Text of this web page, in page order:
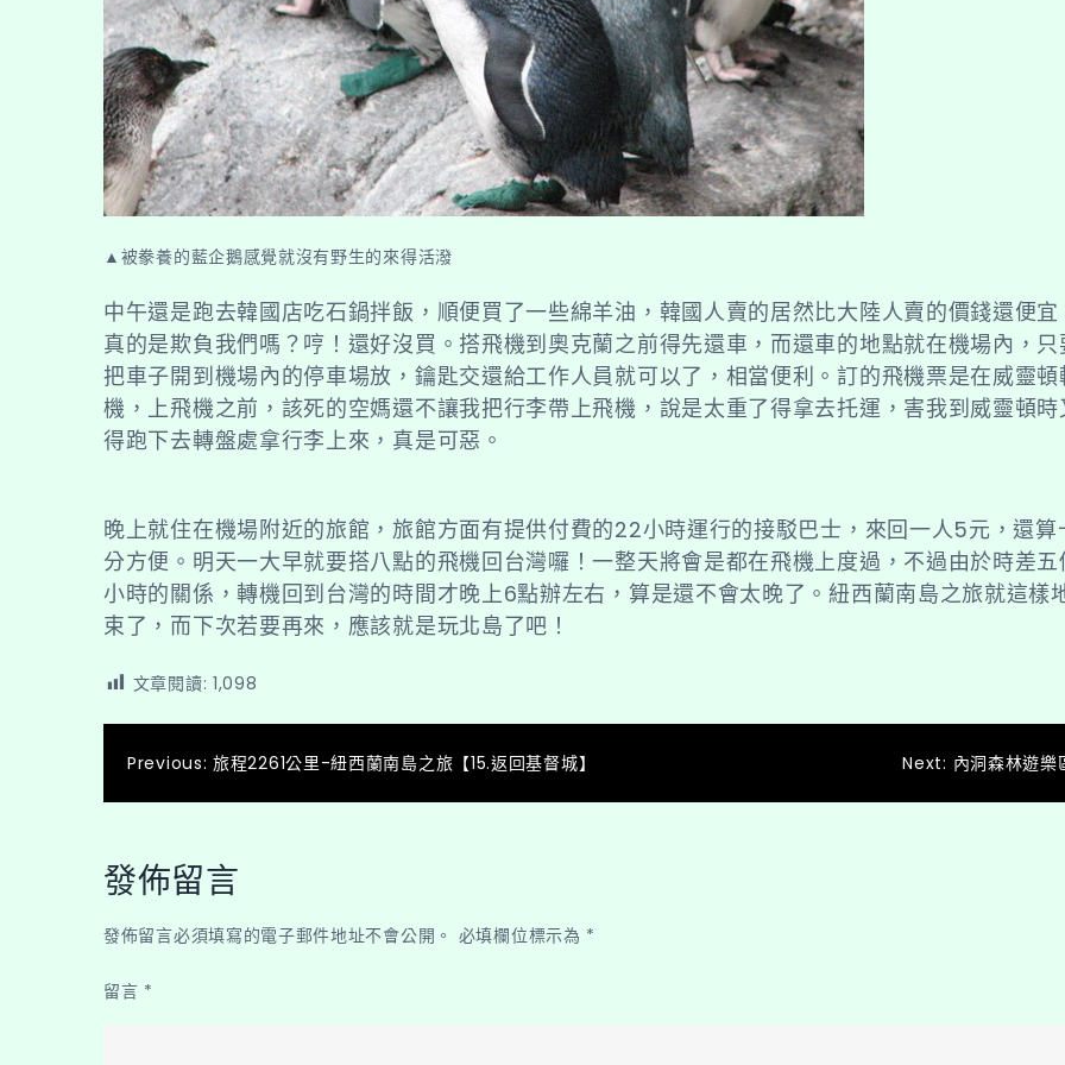
▲被豢養的藍企鵝感覺就沒有野生的來得活潑
中午還是跑去韓國店吃石鍋拌飯，順便買了一些綿羊油，韓國人賣的居然比大陸人賣的價錢還便宜
真的是欺負我們嗎？哼！還好沒買。搭飛機到奧克蘭之前得先還車，而還車的地點就在機場內，只
把車子開到機場內的停車場放，鑰匙交還給工作人員就可以了，相當便利。訂的飛機票是在威靈頓
機，上飛機之前，該死的空媽還不讓我把行李帶上飛機，說是太重了得拿去托運，害我到威靈頓時
得跑下去轉盤處拿行李上來，真是可惡。
晚上就住在機場附近的旅館，旅館方面有提供付費的22小時運行的接駁巴士，來回一人5元，還算
分方便。明天一大早就要搭八點的飛機回台灣囉！一整天將會是都在飛機上度過，不過由於時差五
小時的關係，轉機回到台灣的時間才晚上6點辦左右，算是還不會太晚了。紐西蘭南島之旅就這樣
束了，而下次若要再來，應該就是玩北島了吧！
文章閱讀: 1,098
文
章
導
覽
Previous: 旅程2261公里-紐西蘭南島之旅【15.返回基督城】 Next: 內洞森林遊樂
發佈留言
發佈留言必須填寫的電子郵件地址不會公開。 必填欄位標示為 *
留言 *